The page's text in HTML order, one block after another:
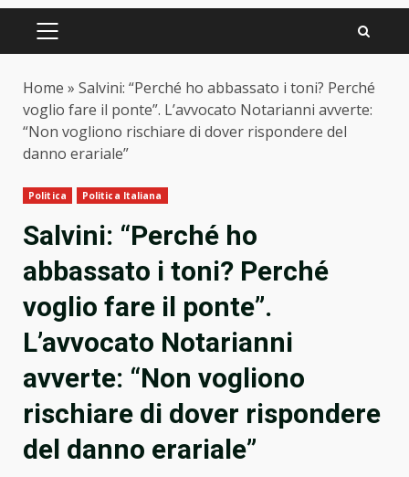
PRIMARY
Home » Salvini: “Perché ho abbassato i toni? Perché
voglio fare il ponte”. L’avvocato Notarianni avverte:
“Non vogliono rischiare di dover rispondere del
danno erariale”
Politica Politica Italiana
Salvini: “Perché ho
abbassato i toni? Perché
voglio fare il ponte”.
L’avvocato Notarianni
avverte: “Non vogliono
rischiare di dover rispondere
del danno erariale”